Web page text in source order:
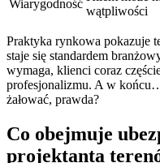
Wiarygodność
wątpliwości
Praktyka rynkowa pokazuje
staje się standardem
wymaga, klienci coraz
profesjonalizmu. A w
żałować, prawda?
Co obejmuje
projektanta